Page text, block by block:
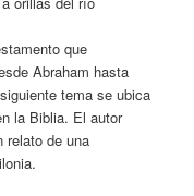
que
Abraham hasta
tema se ubica
la Biblia. El autor
relato de una